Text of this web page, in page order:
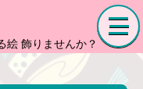
絵 飾りませんか？